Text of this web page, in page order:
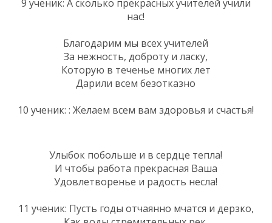
9 ученик: А сколько прекрасных учителей учили
нас!
Благодарим мы всех учителей
За нежность, доброту и ласку,
Которую в теченье многих лет
Дарили всем безотказно
10 ученик: : Желаем всем вам здоровья и счастья!
Улыбок побольше и в сердце тепла!
И чтобы работа прекрасная Ваша
Удовлетворенье и радость несла!
11 ученик: Пусть годы отчаянно мчатся и дерзко,